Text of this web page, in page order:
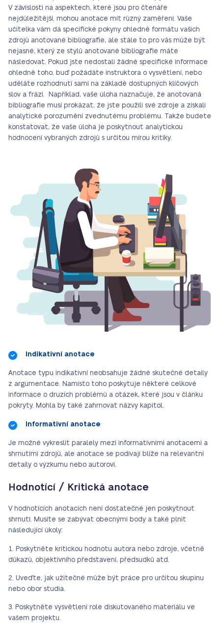
V závislosti na aspektech, které jsou pro čtenáře
nejdůležitější, mohou anotace mít různý zaměření. Vaše
učitelka vám dá specifické pokyny ohledně formátu vašich
zdrojů anotované bibliografie, ale stále to pro vás může být
nejasné, který ze stylů anotované bibliografie máte
následovat. Pokud jste nedostali žádné specifické informace
ohledně toho, buď požádáte instruktora o vysvětlení, nebo
uděláte rozhodnutí sami na základě dostupných klíčových
slov a frází. Například, vaše úloha naznačuje, že anotovaná
bibliografie musí prokázat, že jste použili své zdroje a získali
analytické porozumění zvednutému problému. Takže budete
konstatovat, že vaše úloha je poskytnout analytickou
hodnocení vybraných zdrojů s určitou mírou kritiky.
Indikativní anotace
Anotace typu indikativní neobsahuje žádné skutečné detaily
z argumentace. Namísto toho poskytuje některé celkové
informace o druzích problémů a otázek, které jsou v článku
pokryty. Mohla by také zahrnovat názvy kapitol.
Informativní anotace
Je možné vykreslit paralely mezi informativními anotacemi a
shrnutími zdrojů, ale anotace se podívají blíže na relevantní
detaily o výzkumu nebo autorovi.
Hodnotící / Kritická anotace
V hodnotících anotacích není dostatečné jen poskytnout
shrnutí. Musíte se zabývat obecnými body a také plnit
následující úkoly:
Poskytněte kritickou hodnotu autora nebo zdroje, včetně
důkazů, objektivního představení, předsudků atd.
Uveďte, jak užitečné může být práce pro určitou skupinu
nebo obor studia.
Poskytněte vysvětlení role diskutovaného materiálu ve
vašem projektu.